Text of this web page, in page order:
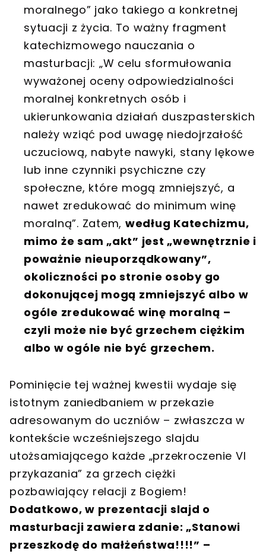
moralnego” jako takiego a konkretnej
sytuacji z życia. To ważny fragment
katechizmowego nauczania o
masturbacji: „W celu sformułowania
wyważonej oceny odpowiedzialności
moralnej konkretnych osób i
ukierunkowania działań duszpasterskich
należy wziąć pod uwagę niedojrzałość
uczuciową, nabyte nawyki, stany lękowe
lub inne czynniki psychiczne czy
społeczne, które mogą zmniejszyć, a
nawet zredukować do minimum winę
moralną”. Zatem, według Katechizmu,
mimo że sam „akt” jest „wewnętrznie i
poważnie nieuporządkowany”,
okoliczności po stronie osoby go
dokonującej mogą zmniejszyć albo w
ogóle zredukować winę moralną –
czyli może nie być grzechem ciężkim
albo w ogóle nie być grzechem.
Pominięcie tej ważnej kwestii wydaje się
istotnym zaniedbaniem w przekazie
adresowanym do uczniów – zwłaszcza w
kontekście wcześniejszego slajdu
utożsamiającego każde „przekroczenie VI
przykazania” za grzech ciężki
pozbawiający relacji z Bogiem!
Dodatkowo, w prezentacji slajd o
masturbacji zawiera zdanie: „Stanowi
przeszkodę do małżeństwa!!!!” –